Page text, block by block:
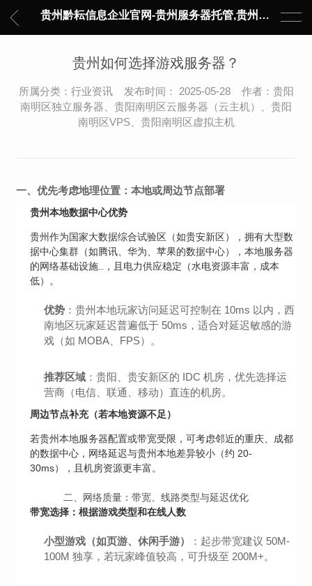
贵州黔耘信息企业官网-贵州服务器托管,贵州主机托管,云服务器托管,数据中心托管,网络设备托管,服务器租用,托管服务提供商,服务器管理-黔耘信息 贵州数据中心机柜租用-专业贵州IDC托管服务器维修
贵州如何选择游戏服务器？
所属分类：行业资讯 发布时间： 2025-05-28 作者：贵阳
南明区独立服务器、贵阳南明区云服务器（云主机）、贵阳
南明区VPS、贵阳南明区虚拟主机
一、优先考虑地理位置：本地或周边节点部署
贵州本地数据中心优势
贵州作为国家大数据综合试验区（如贵安新区），拥有大型数
据中心集群（如腾讯、华为、苹果的数据中心），本地服务器
的网络基础设施..，且电力供应稳定（水电资源丰富，成本
低）。
优势 ：贵州本地玩家访问延迟可控制在 10ms 以内，西
南地区玩家延迟普遍低于 50ms，适合对延迟敏感的游
戏（如 MOBA、FPS）。
推荐区域 ：贵阳、贵安新区的 IDC 机房，优先选择运
营商（电信、联通、移动）直连的机房。
周边节点补充（若本地资源不足）
若贵州本地服务器配置或带宽受限，可考虑邻近的重庆、成都
的数据中心，网络延迟与贵州本地差异较小（约 20-
30ms），且机房资源更丰富。
二、网络质量：带宽、线路类型与延迟优化
带宽选择：根据游戏类型和在线人数
小型游戏（如页游、休闲手游）
：起步带宽建议 50M-
100M 独享，若玩家峰值较高，可升级至 200M+。